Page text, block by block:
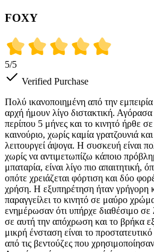
FOXY
5/5
Verified Purchase
Πολύ ικανοποιημένη από την
αρχή ήμουν λίγο διστακτική.
περίπου 5 μήνες και το κινητό ήρθε
καινούριο, χωρίς καμία γρατζουνιά
λειτουργεί άψογα. Η συσκευή είναι
χωρίς να αντιμετωπίζω κάποιο
μπαταρία, είναι λίγο πιο απαιτητική,
οπότε χρειάζεται φόρτιση και δύο
χρήση. Η εξυπηρέτηση ήταν γρήγορη
παραγγείλει το κινητό σε μαύρο
ενημέρωσαν ότι υπήρχε διαθέσιμο
σε αυτή την απόχρωση και το βρήκα
μικρή ένσταση είναι το
από τις βεντούζες που